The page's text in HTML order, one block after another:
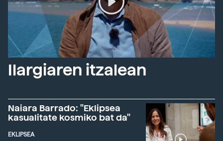
Ilargiaren itzalean
Naiara Barrado: "Eklipsea
kasualitate kosmiko bat da"
EKLIPSEA